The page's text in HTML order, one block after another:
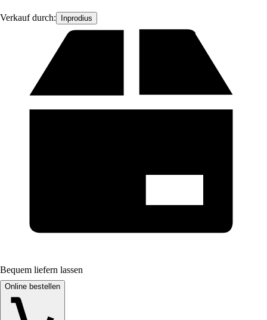
Verkauf durch: Inprodius
Bequem liefern lassen
Online bestellen